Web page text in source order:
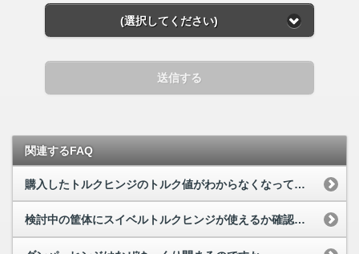
(選択してください)
送信する
関連するFAQ
購入したトルクヒンジのトルク値がわからなくなってしまった
検討中の筐体にスイベルトルクヒンジが使えるか確認したい